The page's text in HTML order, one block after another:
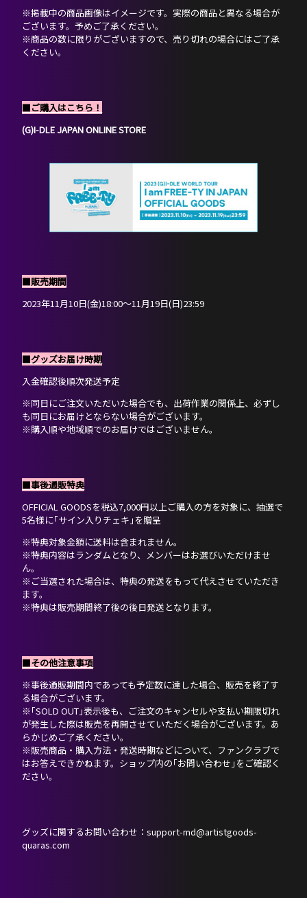
※掲載中の商品画像はイメージです。実際の商品と異なる場合が
ございます。予めご了承ください。
※商品の数に限りがございますので、売り切れの場合にはご了承
ください。
■ご購入はこちら！
(G)I-DLE JAPAN ONLINE STORE
■販売期間
2023年11月10日(金)18:00〜11月19日(日)23:59
■グッズお届け時期
入金確認後順次発送予定
※同日にご注文いただいた場合でも、出荷作業の関係上、必ずし
も同日にお届けとならない場合がございます。
※購入順や地域順でのお届けではございません。
■事後通販特典
OFFICIAL GOODSを税込7,000円以上ご購入の方を対象に、抽選で
5名様に｢サイン入りチェキ｣を贈呈
※特典対象金額に送料は含まれません。
※特典内容はランダムとなり、メンバーはお選びいただけませ
ん。
※ご当選された場合は、特典の発送をもって代えさせていただき
ます。
※特典は販売期間終了後の後日発送となります。
■その他注意事項
※事後通販期間内であっても予定数に達した場合、販売を終了す
る場合がございます。
※｢SOLD OUT｣表示後も、ご注文のキャンセルや支払い期限切れ
が発生した際は販売を再開させていただく場合がございます。あ
らかじめご了承ください。
※販売商品・購入方法・発送時期などについて、ファンクラブで
はお答えできかねます。ショップ内の｢お問い合わせ｣をご確認く
ださい。
グッズに関するお問い合わせ：support-md@artistgoods-
quaras.com